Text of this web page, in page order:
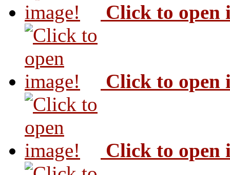
Click to open
Click to open
Click to open